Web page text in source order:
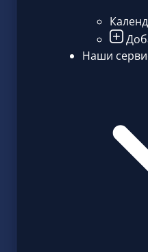
Наши